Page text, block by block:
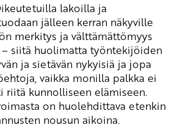
lakoilla ja
jälleen kerran näkyville
merkitys ja välttämättömyys
siitä huolimatta työntekijöiden
ja sietävän nykyisiä ja jopa
vaikka monilla palkka ei
riitä kunnolliseen elämiseen.
on huolehdittava etenkin
nousun aikoina.